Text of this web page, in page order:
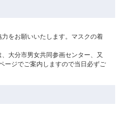
をお願いいたします。マスクの着
大分市男女共同参画センター、又
ージでご案内しますので当日必ずご